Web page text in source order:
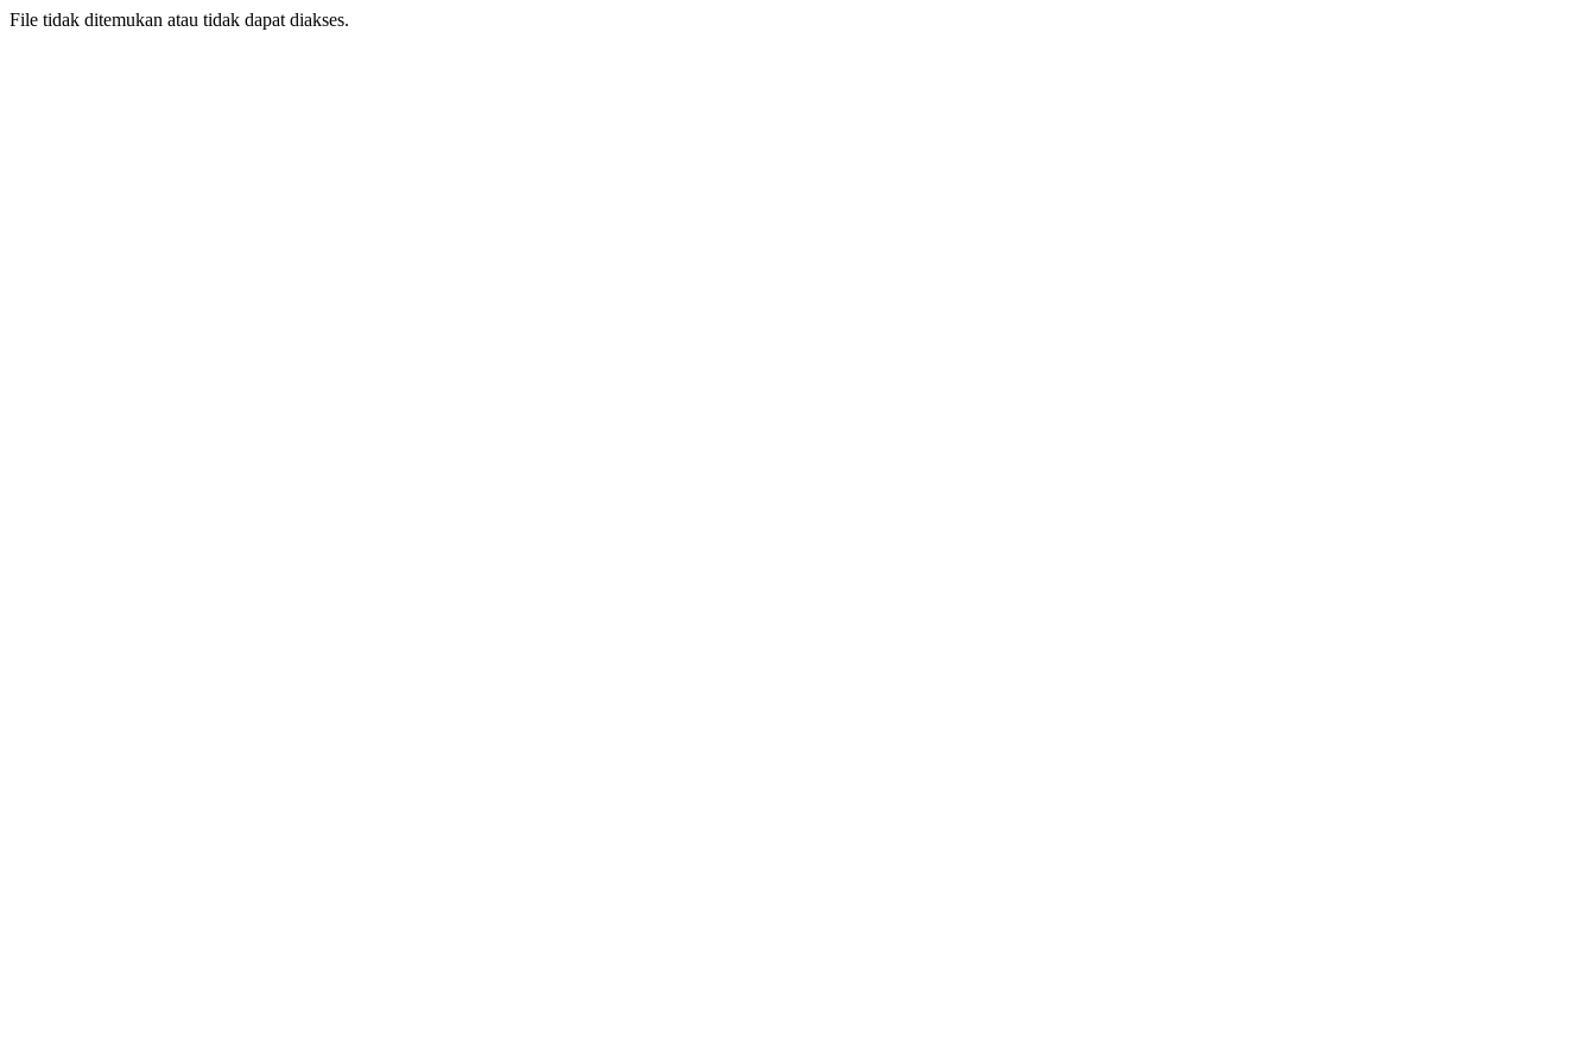
File tidak ditemukan atau tidak dapat diakses.